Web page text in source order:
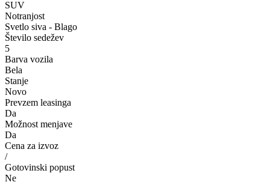
SUV
Notranjost
Svetlo siva - Blago
Število sedežev
5
Barva vozila
Bela
Stanje
Novo
Prevzem leasinga
Da
Možnost menjave
Da
Cena za izvoz
/
Gotovinski popust
Ne